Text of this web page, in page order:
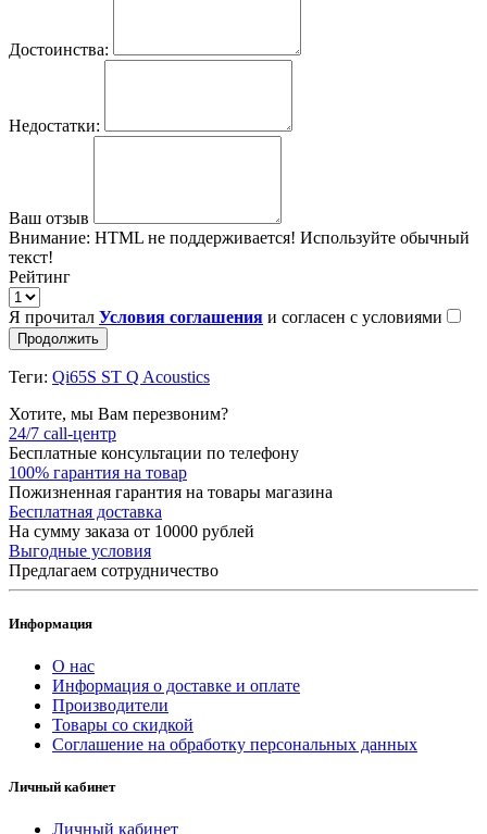
Достоинства:
Недостатки:
Ваш отзыв
Внимание: HTML не поддерживается! Используйте обычный
текст!
Рейтинг
Я прочитал Условия соглашения и согласен с условиями
Продолжить
Теги: Qi65S ST Q Acoustics
Хотите, мы Вам перезвоним?
24/7 call-центр
Бесплатные консультации по телефону
100% гарантия на товар
Пожизненная гарантия на товары магазина
Бесплатная доставка
На сумму заказа от 10000 рублей
Выгодные условия
Предлагаем сотрудничество
Информация
О нас
Информация о доставке и оплате
Производители
Товары со скидкой
Соглашение на обработку персональных данных
Личный кабинет
Личный кабинет